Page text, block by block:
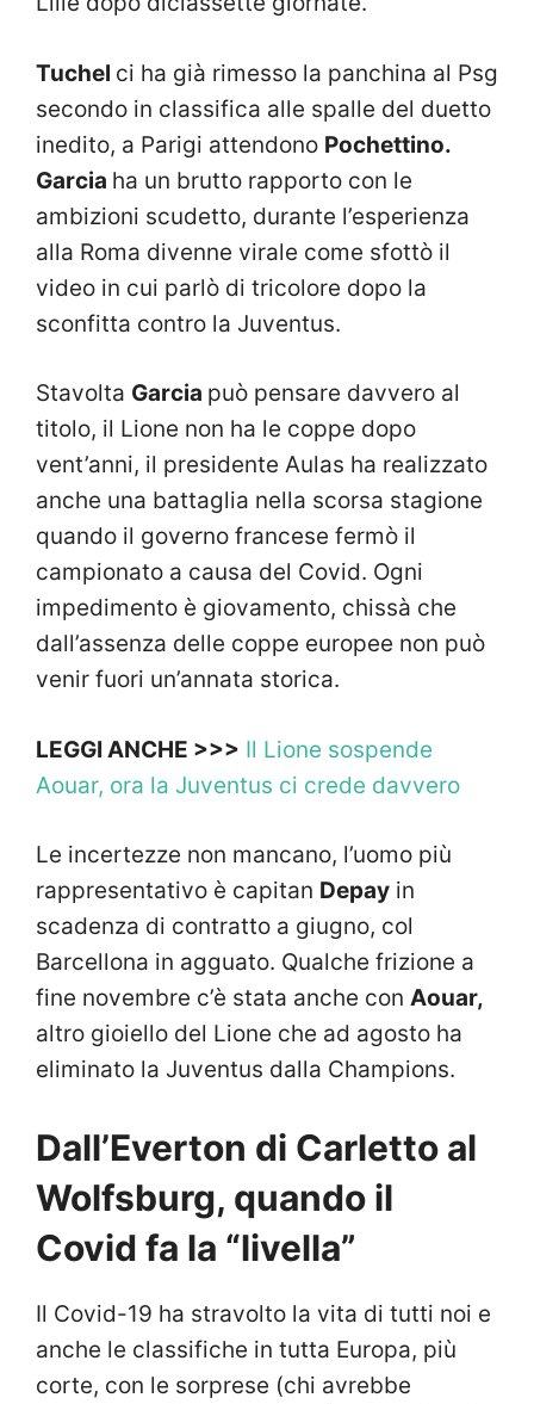
Tuchel ci ha già rimesso la panchina al Psg
secondo in classifica alle spalle del duetto
inedito, a Parigi attendono Pochettino.
Garcia ha un brutto rapporto con le
ambizioni scudetto, durante l’esperienza
alla Roma divenne virale come sfottò il
video in cui parlò di tricolore dopo la
sconfitta contro la Juventus.
Stavolta Garcia può pensare davvero al
titolo, il Lione non ha le coppe dopo
vent’anni, il presidente Aulas ha realizzato
anche una battaglia nella scorsa stagione
quando il governo francese fermò il
campionato a causa del Covid. Ogni
impedimento è giovamento, chissà che
dall’assenza delle coppe europee non può
venir fuori un’annata storica.
LEGGI ANCHE >>> Il Lione sospende
Aouar, ora la Juventus ci crede davvero
Le incertezze non mancano, l’uomo più
rappresentativo è capitan Depay in
scadenza di contratto a giugno, col
Barcellona in agguato. Qualche frizione a
fine novembre c’è stata anche con Aouar,
altro gioiello del Lione che ad agosto ha
eliminato la Juventus dalla Champions.
Dall’Everton di Carletto al
Wolfsburg, quando il
Covid fa la “livella”
Il Covid-19 ha stravolto la vita di tutti noi e
anche le classifiche in tutta Europa, più
corte, con le sorprese (chi avrebbe